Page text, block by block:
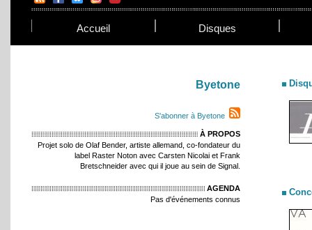
Accueil Disques
Byetone
S'abonner à Byetone
À PROPOS
Projet solo de Olaf Bender, artiste allemand, co-fondateur du
label Raster Noton avec Carsten Nicolai et Frank
Bretschneider avec qui il joue au sein de Signal.
AGENDA
Pas d'événements connus